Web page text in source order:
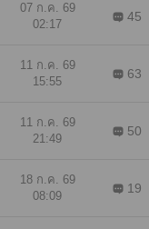
07 ก.ค. 69
02:17
45
11 ก.ค. 69
15:55
63
11 ก.ค. 69
21:49
50
18 ก.ค. 69
08:09
19